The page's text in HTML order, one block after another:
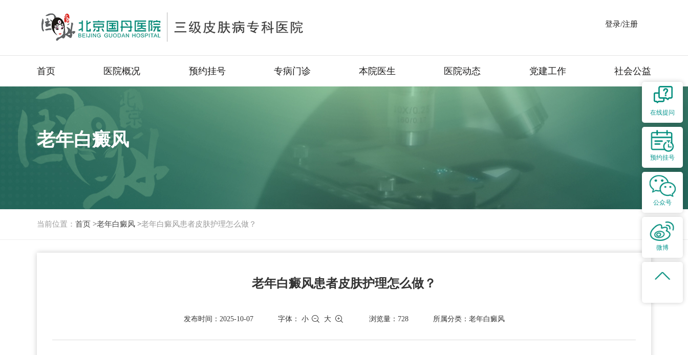
登录/注册
首页 医院概况 预约挂号 专病门诊 本院医生 医院动态 党建工作 社会公益
老年白癜风
当前位置： 首页 >老年白癜风 >老年白癜风患者皮肤护理怎么做？
老年白癜风患者皮肤护理怎么做？
发布时间：2025-10-07 字体： 小 大 浏览量：728 所属分类：老年白癜风
在线提问
预约挂号
公众号
微博